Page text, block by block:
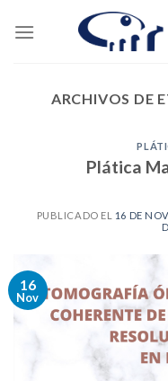
ARCHIVOS DE
Plática
PUBLICADO EL 16 DE
16
Nov